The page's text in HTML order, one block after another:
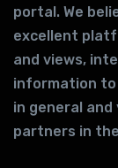
portal. We
excellent
and views,
information
in general
partners in